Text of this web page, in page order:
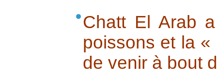
Chatt El Arab
poissons et la
de venir à bout